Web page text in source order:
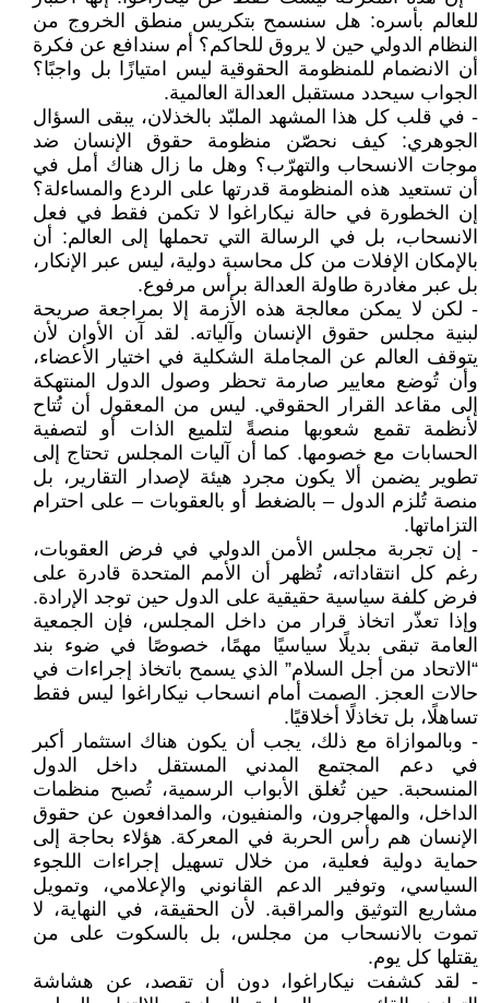
للعالم بأسره: هل سنسمح بتكريس منطق الخروج من
النظام الدولي حين لا يروق للحاكم؟ أم سندافع عن فكرة
أن الانضمام للمنظومة الحقوقية ليس امتيازًا بل واجبًا؟
الجواب سيحدد مستقبل العدالة العالمية.
- في قلب كل هذا المشهد الملبّد بالخذلان، يبقى السؤال
الجوهري: كيف نحصّن منظومة حقوق الإنسان ضد
موجات الانسحاب والتهرّب؟ وهل ما زال هناك أمل في
أن تستعيد هذه المنظومة قدرتها على الردع والمساءلة؟
إن الخطورة في حالة نيكاراغوا لا تكمن فقط في فعل
الانسحاب، بل في الرسالة التي تحملها إلى العالم: أن
بالإمكان الإفلات من كل محاسبة دولية، ليس عبر الإنكار،
بل عبر مغادرة طاولة العدالة برأس مرفوع.
- لكن لا يمكن معالجة هذه الأزمة إلا بمراجعة صريحة
لبنية مجلس حقوق الإنسان وآلياته. لقد آن الأوان لأن
يتوقف العالم عن المجاملة الشكلية في اختيار الأعضاء،
وأن تُوضع معايير صارمة تحظر وصول الدول المنتهكة
إلى مقاعد القرار الحقوقي. ليس من المعقول أن تُتاح
لأنظمة تقمع شعوبها منصةً لتلميع الذات أو لتصفية
الحسابات مع خصومها. كما أن آليات المجلس تحتاج إلى
تطوير يضمن ألا يكون مجرد هيئة لإصدار التقارير، بل
منصة تُلزم الدول – بالضغط أو بالعقوبات – على احترام
التزاماتها.
- إن تجربة مجلس الأمن الدولي في فرض العقوبات،
رغم كل انتقاداته، تُظهر أن الأمم المتحدة قادرة على
فرض كلفة سياسية حقيقية على الدول حين توجد الإرادة.
وإذا تعذّر اتخاذ قرار من داخل المجلس، فإن الجمعية
العامة تبقى بديلًا سياسيًا مهمًا، خصوصًا في ضوء بند
“الاتحاد من أجل السلام” الذي يسمح باتخاذ إجراءات في
حالات العجز. الصمت أمام انسحاب نيكاراغوا ليس فقط
تساهلًا، بل تخاذلًا أخلاقيًا.
- وبالموازاة مع ذلك، يجب أن يكون هناك استثمار أكبر
في دعم المجتمع المدني المستقل داخل الدول
المنسحبة. حين تُغلق الأبواب الرسمية، تُصبح منظمات
الداخل، والمهاجرون، والمنفيون، والمدافعون عن حقوق
الإنسان هم رأس الحربة في المعركة. هؤلاء بحاجة إلى
حماية دولية فعلية، من خلال تسهيل إجراءات اللجوء
السياسي، وتوفير الدعم القانوني والإعلامي، وتمويل
مشاريع التوثيق والمراقبة. لأن الحقيقة، في النهاية، لا
تموت بالانسحاب من مجلس، بل بالسكوت على من
يقتلها كل يوم.
- لقد كشفت نيكاراغوا، دون أن تقصد، عن هشاشة